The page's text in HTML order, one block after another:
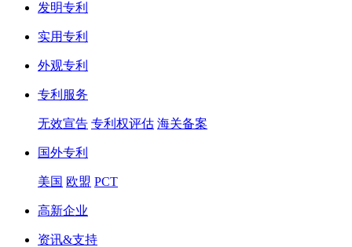
发明专利
实用专利
外观专利
专利服务
无效宣告 专利权评估 海关备案
国外专利
美国 欧盟 PCT
高新企业
资讯&支持